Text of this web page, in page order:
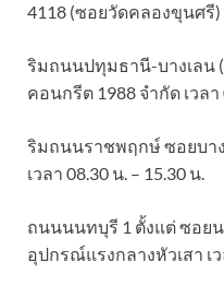
4118 (ซอยวัดคลองขุนศรี)
ริมถนนปทุมธานี-บางเลน
คอนกรีต 1988 จำกัด เวลา
ริมถนนราชพฤกษ์ ซอยบา
เวลา 08.30 น. – 15.30 น.
ถนนนนทบุรี 1 ตั้งแต่ ซอย
อุปกรณ์แรงกลางหัวเสา เว